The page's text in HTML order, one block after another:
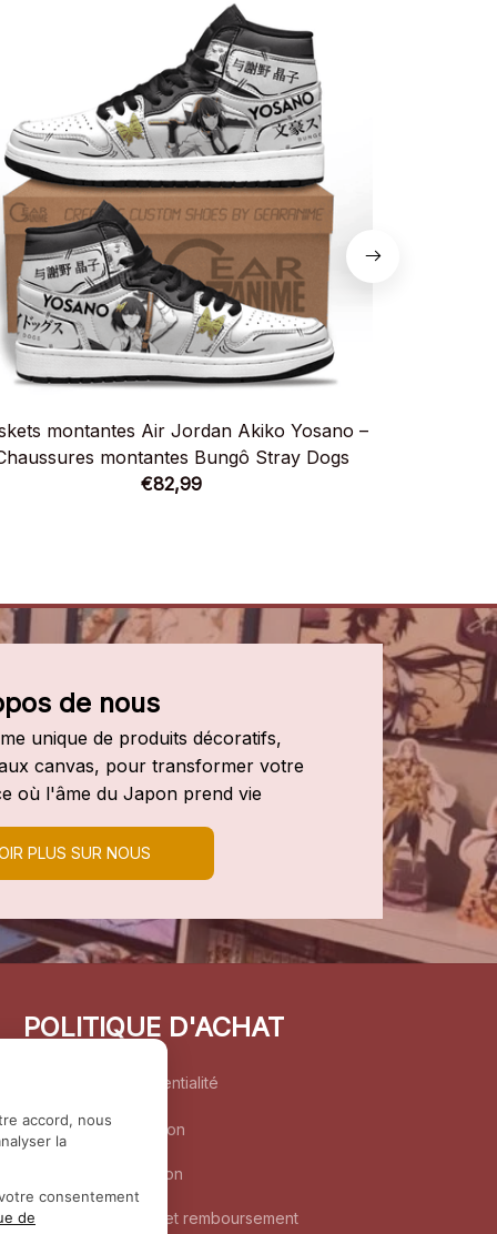
montantes Air Jordan Akiko Yosano –
montantes Bungô Stray Dogs
€82,99
de nous
unique de produits décoratifs,
canvas, pour transformer votre
où l'âme du Japon prend vie
PLUS SUR NOUS
POLITIQUE D'ACHAT
Politique de confidentialité
Conditions d’utilisation
Politique d’expédition
Politique de retour et remboursement
accord, nous
la
consentement
de